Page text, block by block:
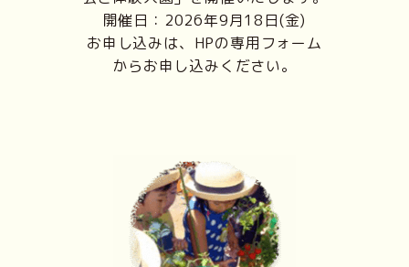
開催日：2026年9月18日(金)
お申し込みは、HPの専用フォーム
からお申し込みください。